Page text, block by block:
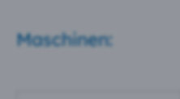
Maschinen: